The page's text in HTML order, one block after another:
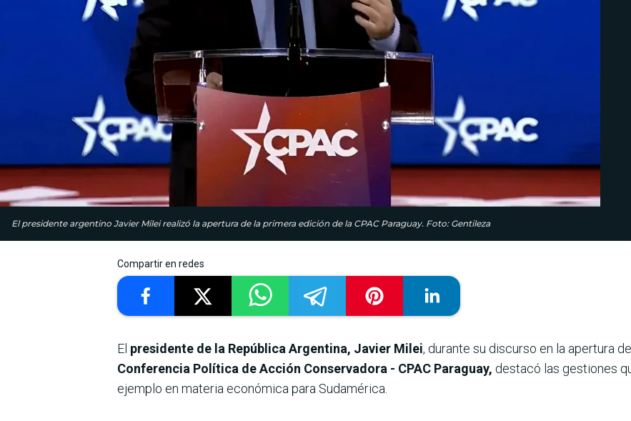
El presidente argentino Javier Milei realizó la apertura de la primera edición de la CPAC Paraguay. Foto: Gentileza
Compartir en redes
El presidente de la República Argentina, Javier Milei, durante su discurso en la apertura
Conferencia Política de Acción Conservadora - CPAC Paraguay, destacó las gestiones
ejemplo en materia económica para Sudamérica.